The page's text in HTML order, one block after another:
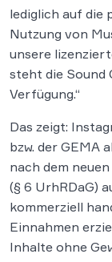
lediglich auf die
Nutzung von
unsere
steht die Sound
Verfügung.“
Das zeigt:
bzw. der GEMA
nach dem
(§ 6 UrhRDaG)
kommerziell
Einnahmen
Inhalte ohne